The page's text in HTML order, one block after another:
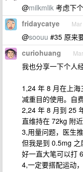
@milkmlik 考虑下
fridaycatye
@soouu #35 原来
curiohuang
我也分享一下个人
1,24 年 8 月在上
减重目的使用。自
2,24 年 8 月到 25
直维持在 72kg 附
3,用量问题，医生
但我是到 0.5mg 之
好一直大笔可以打
4,一定要搭配运动